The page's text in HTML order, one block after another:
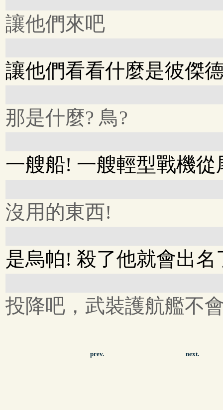
讓他們來吧
讓他們看看什麼是彼傑
那是什麼? 鳥?
一艘船! 一艘輕型戰機從
沒用的東西!
是烏帕! 殺了他就會出名
投降吧，武裝護航艦不
prev. next.